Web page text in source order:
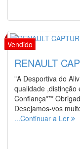
RENAULT
"A Desportiva do
qualidade ,distinção
Confiança***
Desejamos-vos
...Continuar a Ler